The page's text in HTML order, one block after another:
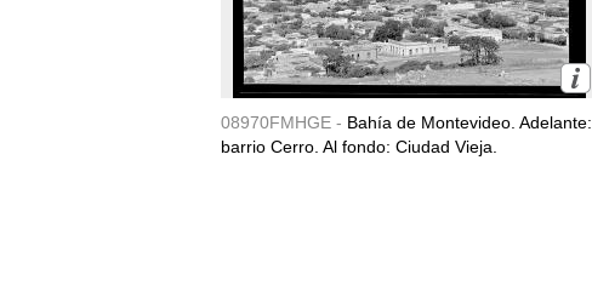
08970FMHGE - Bahía de Montevideo. Adelante:
barrio Cerro. Al fondo: Ciudad Vieja.